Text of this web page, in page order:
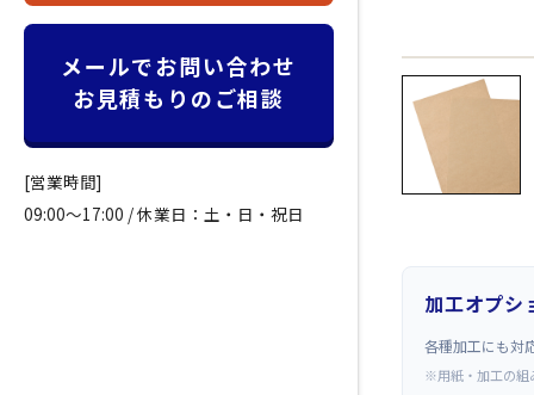
メールでお問い合わせ
お見積もりのご相談
[営業時間]
09:00～17:00 / 休業日：土・日・祝日
←
加工オプシ
各種加工にも対
※用紙・加工の組